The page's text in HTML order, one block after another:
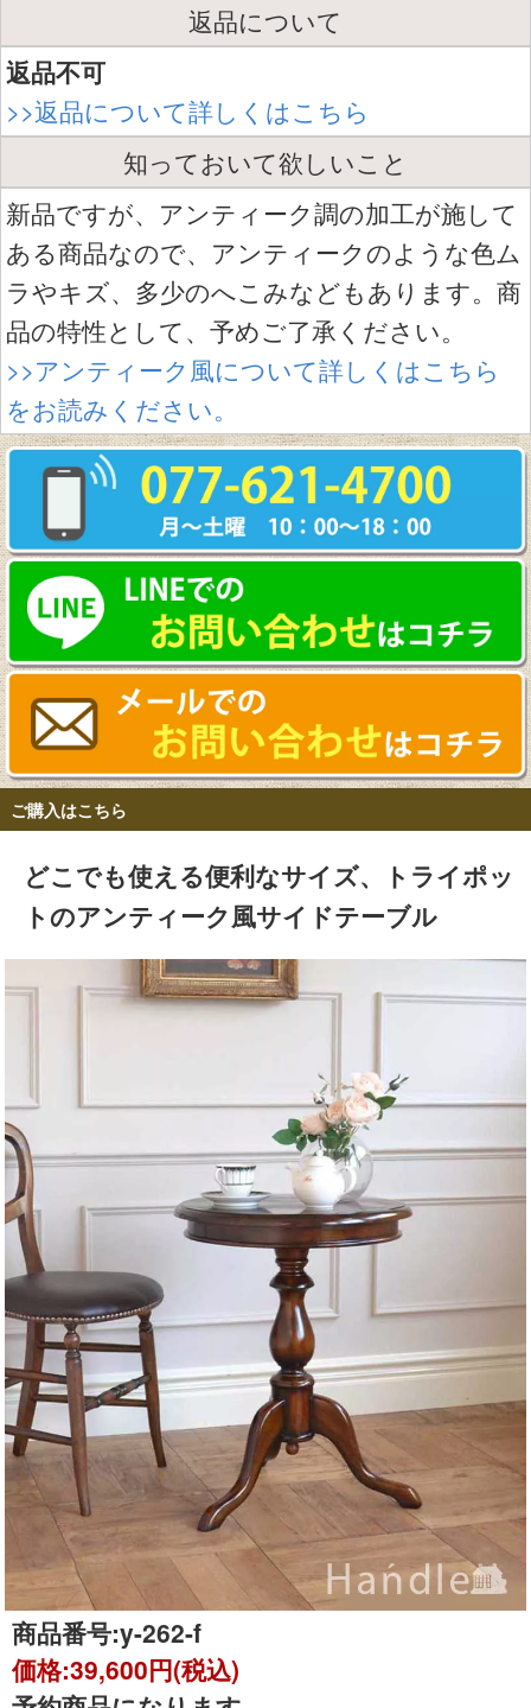
返品について
返品不可
>>返品について詳しくはこちら
知っておいて欲しいこと
新品ですが、アンティーク調の加工が施して
ある商品なので、アンティークのような色ム
ラやキズ、多少のへこみなどもあります。商
品の特性として、予めご了承ください。
>>アンティーク風について詳しくはこちら
をお読みください。
ご購入はこちら
どこでも使える便利なサイズ、トライポッ
トのアンティーク風サイドテーブル
商品番号:y-262-f
価格:39,600円(税込)